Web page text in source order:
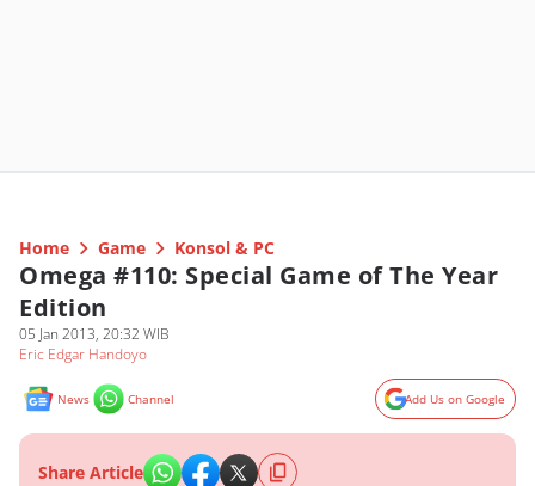
Home Game Konsol & PC
Omega #110: Special Game of The Year
Edition
05 Jan 2013, 20:32 WIB
Eric Edgar Handoyo
News Channel Add Us on Google
Share Article